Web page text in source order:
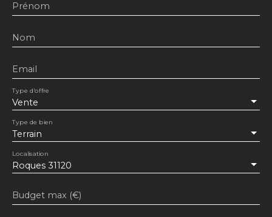
Prénom
Nom
Email
Vente
Type d'offre
Terrain
Type de bien
Roques 31120
Localisation
Budget max (€)